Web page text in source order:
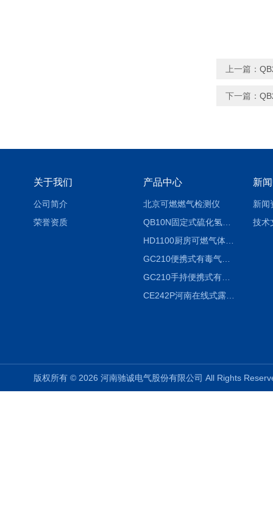
上一篇：
下一篇：
关于我们
公司简介
荣誉资质
产品中心
北京可燃燃气检测仪
QB10N固定式硫化氢气体检测仪H2S气体泄漏探头
HD1100厨房可燃气体泄漏浓度探测器天然气检测仪
GC210便携式有毒气体浓度探测器氨气检测仪养殖场
GC210手持便携式有毒CL2气体探测器氯气检测仪
CE242P河南在线式露点仪
新
新闻
技术
版权所有 © 2026 河南驰诚电气股份有限公司 All Rights